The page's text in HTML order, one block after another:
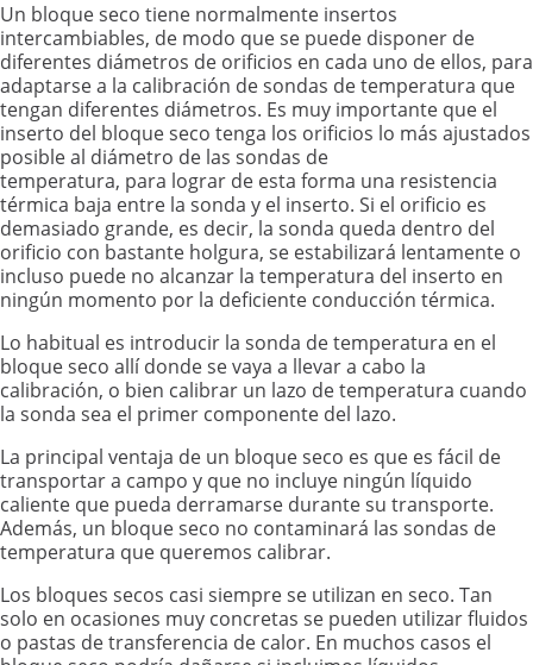
Un bloque seco tiene normalmente insertos
intercambiables, de modo que se puede disponer de
diferentes diámetros de orificios en cada uno de ellos, para
adaptarse a la calibración de sondas de temperatura que
tengan diferentes diámetros. Es muy importante que el
inserto del bloque seco tenga los orificios lo más ajustados
posible al diámetro de las sondas de
temperatura, para lograr de esta forma una resistencia
térmica baja entre la sonda y el inserto. Si el orificio es
demasiado grande, es decir, la sonda queda dentro del
orificio con bastante holgura, se estabilizará lentamente o
incluso puede no alcanzar la temperatura del inserto en
ningún momento por la deficiente conducción térmica.
Lo habitual es introducir la sonda de temperatura en el
bloque seco allí donde se vaya a llevar a cabo la
calibración, o bien calibrar un lazo de temperatura cuando
la sonda sea el primer componente del lazo.
La principal ventaja de un bloque seco es que es fácil de
transportar a campo y que no incluye ningún líquido
caliente que pueda derramarse durante su transporte.
Además, un bloque seco no contaminará las sondas de
temperatura que queremos calibrar.
Los bloques secos casi siempre se utilizan en seco. Tan
solo en ocasiones muy concretas se pueden utilizar fluidos
o pastas de transferencia de calor. En muchos casos el